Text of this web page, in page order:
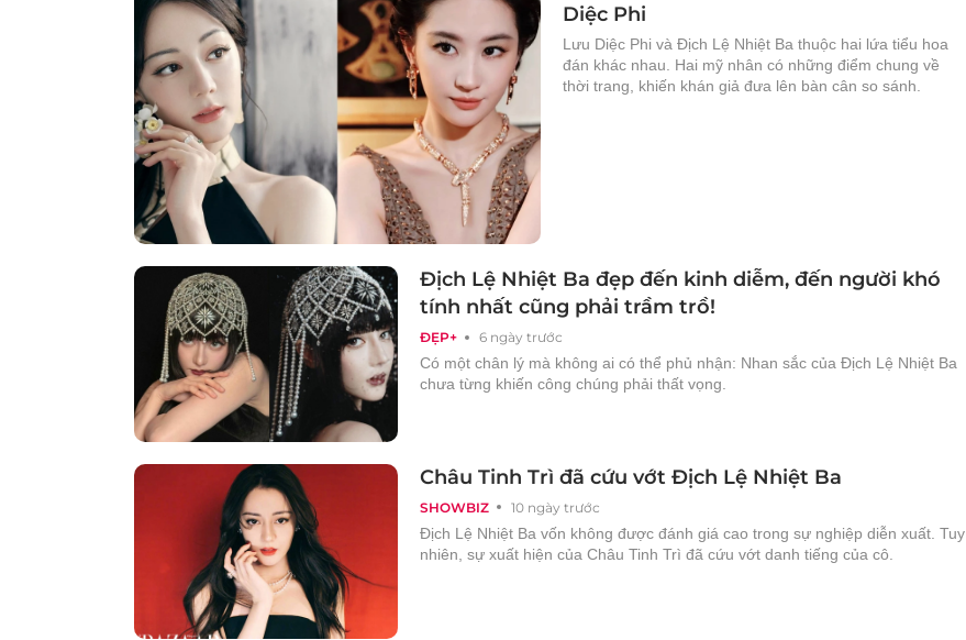
Diệc Phi
Lưu Diệc Phi và Địch Lệ Nhiệt Ba thuộc hai lứa tiểu hoa
đán khác nhau. Hai mỹ nhân có những điểm chung về
thời trang, khiến khán giả đưa lên bàn cân so sánh.
ĐẸP+ 6 ngày trước
Địch Lệ Nhiệt Ba đẹp đến kinh diễm, đến người khó
tính nhất cũng phải trầm trồ!
Có một chân lý mà không ai có thể phủ nhận: Nhan sắc của Địch Lệ Nhiệt Ba
chưa từng khiến công chúng phải thất vọng.
SHOWBIZ 10 ngày trước
Châu Tinh Trì đã cứu vớt Địch Lệ Nhiệt Ba
Địch Lệ Nhiệt Ba vốn không được đánh giá cao trong sự nghiệp diễn xuất. Tuy
nhiên, sự xuất hiện của Châu Tinh Trì đã cứu vớt danh tiếng của cô.